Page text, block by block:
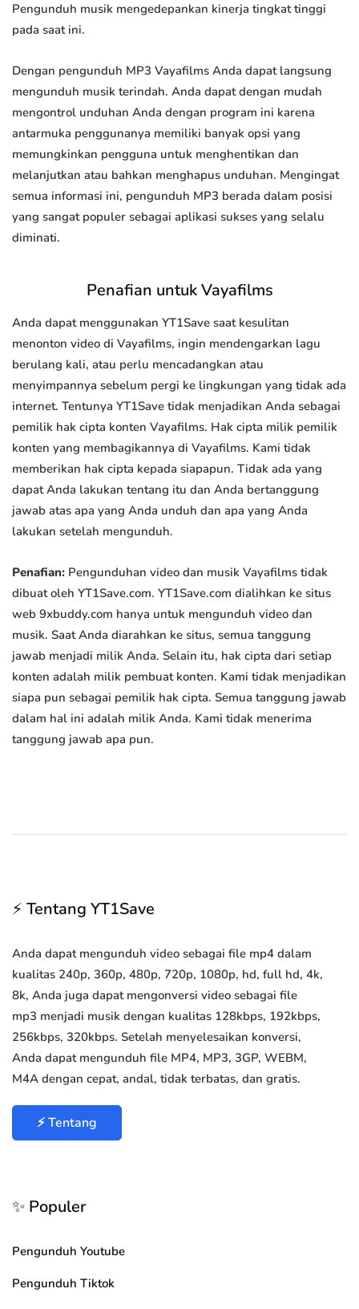
Pengunduh musik mengedepankan kinerja tingkat tinggi
pada saat ini.
Dengan pengunduh MP3 Vayafilms Anda dapat langsung
mengunduh musik terindah. Anda dapat dengan mudah
mengontrol unduhan Anda dengan program ini karena
antarmuka penggunanya memiliki banyak opsi yang
memungkinkan pengguna untuk menghentikan dan
melanjutkan atau bahkan menghapus unduhan. Mengingat
semua informasi ini, pengunduh MP3 berada dalam posisi
yang sangat populer sebagai aplikasi sukses yang selalu
diminati.
Penafian untuk Vayafilms
Anda dapat menggunakan YT1Save saat kesulitan
menonton video di Vayafilms, ingin mendengarkan lagu
berulang kali, atau perlu mencadangkan atau
menyimpannya sebelum pergi ke lingkungan yang tidak ada
internet. Tentunya YT1Save tidak menjadikan Anda sebagai
pemilik hak cipta konten Vayafilms. Hak cipta milik pemilik
konten yang membagikannya di Vayafilms. Kami tidak
memberikan hak cipta kepada siapapun. Tidak ada yang
dapat Anda lakukan tentang itu dan Anda bertanggung
jawab atas apa yang Anda unduh dan apa yang Anda
lakukan setelah mengunduh.
Penafian: Pengunduhan video dan musik Vayafilms tidak
dibuat oleh YT1Save.com. YT1Save.com dialihkan ke situs
web 9xbuddy.com hanya untuk mengunduh video dan
musik. Saat Anda diarahkan ke situs, semua tanggung
jawab menjadi milik Anda. Selain itu, hak cipta dari setiap
konten adalah milik pembuat konten. Kami tidak menjadikan
siapa pun sebagai pemilik hak cipta. Semua tanggung jawab
dalam hal ini adalah milik Anda. Kami tidak menerima
tanggung jawab apa pun.
⚡ Tentang YT1Save
Anda dapat mengunduh video sebagai file mp4 dalam
kualitas 240p, 360p, 480p, 720p, 1080p, hd, full hd, 4k,
8k, Anda juga dapat mengonversi video sebagai file
mp3 menjadi musik dengan kualitas 128kbps, 192kbps,
256kbps, 320kbps. Setelah menyelesaikan konversi,
Anda dapat mengunduh file MP4, MP3, 3GP, WEBM,
M4A dengan cepat, andal, tidak terbatas, dan gratis.
⚡ Tentang
✨ Populer
Pengunduh Youtube
Pengunduh Tiktok